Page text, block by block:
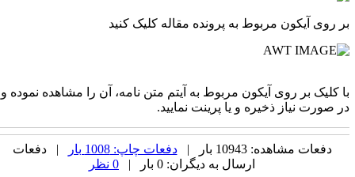
روی آیکون مربوط به پرونده مقاله کلیک کنید
کلیک بر روی آیکون مربوط به آیتم متن نامه، آن را مشاهده نموده و
صورت نیاز ذخیره و یا پرینت نمایید.
دفعات مشاهده: 10943 بار | دفعات چاپ: 1008 بار
| دفعات
ارسال به دیگران: 0 بار |